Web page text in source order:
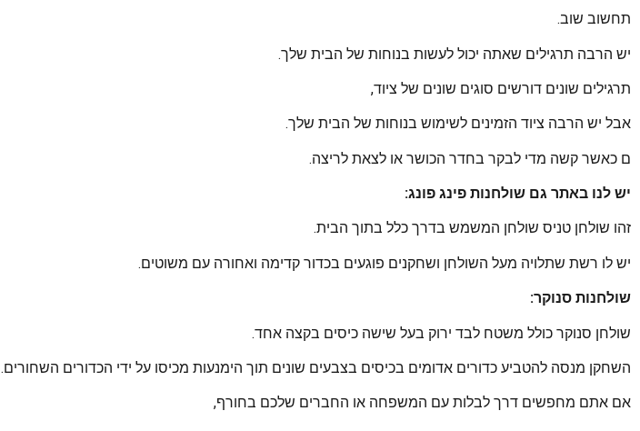
תחשוב שוב.
יש הרבה תרגילים שאתה יכול לעשות בנוחות של הבית שלך.
תרגילים שונים דורשים סוגים שונים של ציוד,
אבל יש הרבה ציוד הזמינים לשימוש בנוחות של הבית שלך.
ם כאשר קשה מדי לבקר בחדר הכושר או לצאת לריצה.
יש לנו באתר גם שולחנות פינג פונג:
זהו שולחן טניס שולחן המשמש בדרך כלל בתוך הבית.
יש לו רשת שתלויה מעל השולחן ושחקנים פוגעים בכדור קדימה ואחורה עם משוטים.
שולחנות סנוקר:
שולחן סנוקר כולל משטח לבד ירוק בעל שישה כיסים בקצה אחד.
השחקן מנסה להטביע כדורים אדומים בכיסים בצבעים שונים תוך הימנעות מכיסו על ידי הכדורים השחורים.
אם אתם מחפשים דרך לבלות עם המשפחה או החברים שלכם בחורף,